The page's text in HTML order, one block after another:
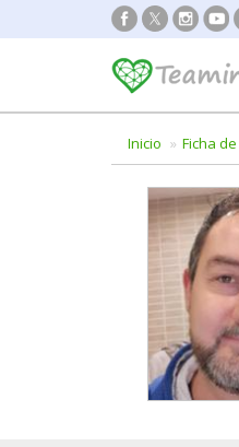
Inicio Ficha